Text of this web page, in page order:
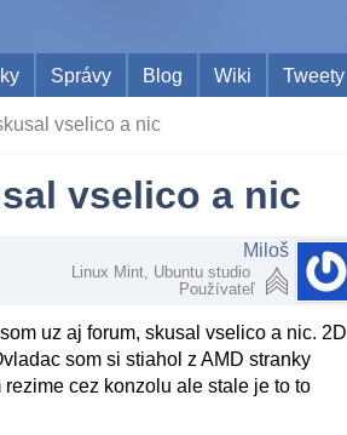
Správy Blog Wiki Tweety
vselico a nic
vselico a nic
Miloš
Linux Mint, Ubuntu studio
Používateľ
uz aj forum, skusal vselico a nic. 2D
som si stiahol z AMD stranky
cez konzolu ale stale je to to